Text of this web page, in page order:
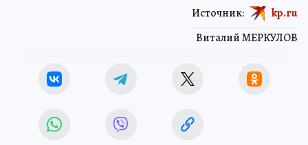
Виталий МЕРКУЛОВ
Источник: kp.ru